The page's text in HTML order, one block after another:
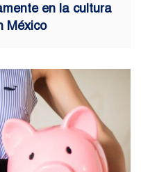
en la cultura
México